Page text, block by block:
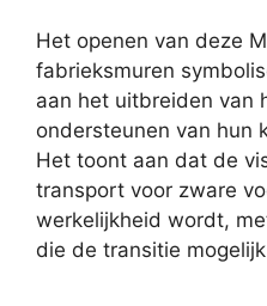
Het openen van deze
fabrieksmuren
aan het uitbreiden van
ondersteunen van hun
Het toont aan dat de
transport voor zware
werkelijkheid wordt,
die de transitie